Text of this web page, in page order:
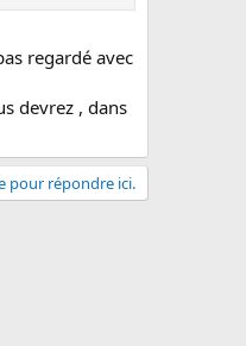
regardé avec
devrez , dans
pour répondre ici.